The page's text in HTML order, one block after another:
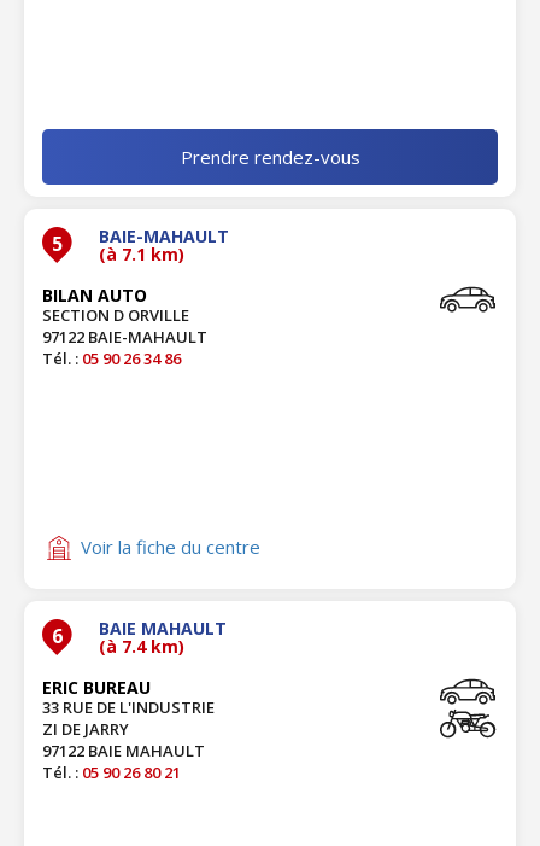
Prendre rendez-vous
5 BAIE-MAHAULT
(à 7.1 km)
BILAN AUTO
SECTION D ORVILLE
97122 BAIE-MAHAULT
Tél. : 05 90 26 34 86
Voir la fiche du centre
6 BAIE MAHAULT
(à 7.4 km)
ERIC BUREAU
33 RUE DE L'INDUSTRIE
ZI DE JARRY
97122 BAIE MAHAULT
Tél. : 05 90 26 80 21